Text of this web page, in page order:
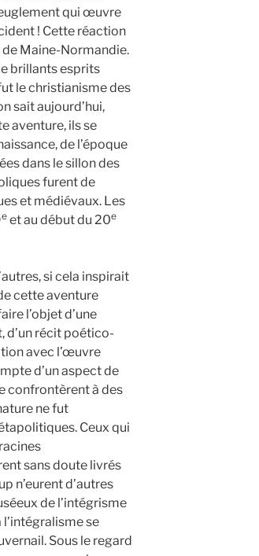
qui œuvre
! Cette réaction
Maine-Normandie.
brillants esprits
le christianisme des
sait aujourd’hui,
aventure, ils se
de l’époque
dans le sillon des
furent de
et médiévaux. Les
e et au début du 20e
si cela inspirait
cette aventure
l’objet d’une
d’un récit poético-
avec l’œuvre
d’un aspect de
confrontèrent à des
ne fut
Ceux qui
sans doute livrés
n’eurent d’autres
de l’intégrisme
se
Sous le regard